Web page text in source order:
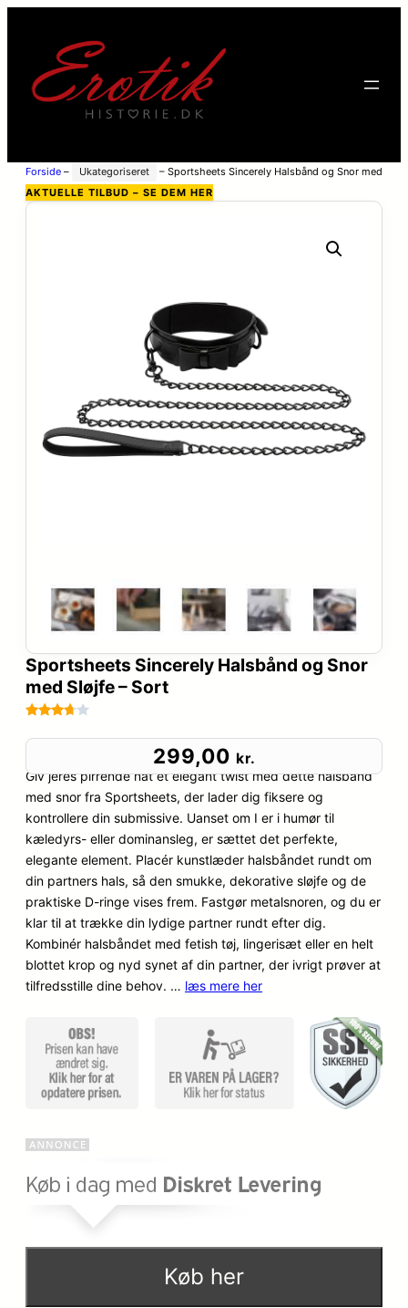
Forside – Ukategoriseret – Sportsheets Sincerely Halsbånd og Snor med
Sløjfe – Sort
AKTUELLE TILBUD – SE DEM HER
Sportsheets Sincerely Halsbånd og Snor
med Sløjfe – Sort
som
af 5
baseret
på
kundebe
dømmel
ser
299,00 kr.
Giv jeres pirrende nat et elegant twist med dette halsbånd
med snor fra Sportsheets, der lader dig fiksere og
kontrollere din submissive. Uanset om I er i humør til
kæledyrs- eller dominansleg, er sættet det perfekte,
elegante element. Placér kunstlæder halsbåndet rundt om
din partners hals, så den smukke, dekorative sløjfe og de
praktiske D-ringe vises frem. Fastgør metalsnoren, og du er
klar til at trække din lydige partner rundt efter dig.
Kombinér halsbåndet med fetish tøj, lingerisæt eller en helt
blottet krop og nyd synet af din partner, der ivrigt prøver at
tilfredsstille dine behov. … læs mere her
Køb her